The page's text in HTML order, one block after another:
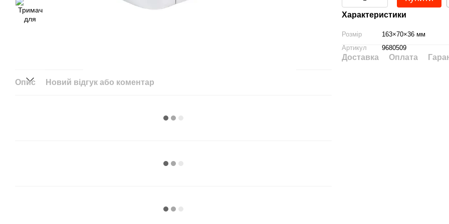
Опис Новий відгук або коментар
Характеристики
Розмір
163×70×36 мм
Артикул
9680509
Доставка Оплата